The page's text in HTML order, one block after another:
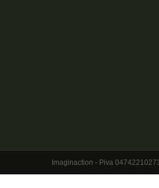
Imaginaction - Piva